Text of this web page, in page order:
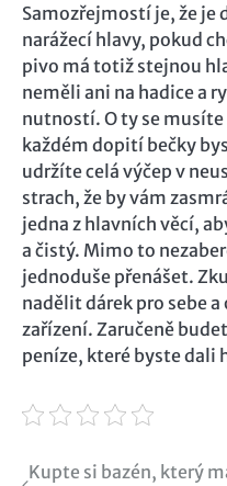
Samozřejmostí je, že je
narážecí hlavy, pokud
pivo má totiž stejnou
neměli ani na hadice a
nutností. O ty se
každém dopití bečky
udržíte celá výčep v
strach, že by vám
jedna z hlavních věcí,
a čistý. Mimo to
jednoduše přenášet.
nadělit dárek pro sebe
zařízení. Zaručeně
peníze, které byste dali
Navigace
Kupte si bazén, který